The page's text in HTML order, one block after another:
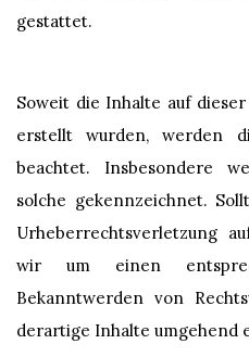
gestattet.
Soweit die Inhalte auf
erstellt wurden, werden
beachtet. Insbesondere
solche gekennzeichnet.
Urheberrechtsverletzung
wir um einen
Bekanntwerden von
derartige Inhalte umgehend